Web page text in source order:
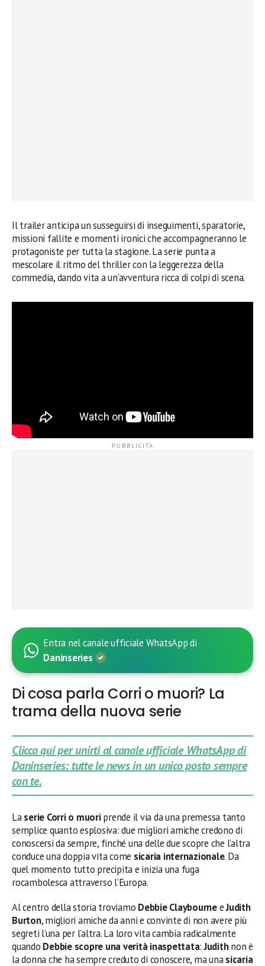
Il trailer anticipa un susseguirsi di inseguimenti, sparatorie,
missioni fallite e momenti ironici che accompagneranno le
protagoniste per tutta la stagione. La serie punta a
mescolare il ritmo del thriller con la leggerezza della
commedia, dando vita a un’avventura ricca di colpi di scena.
Entra nel canale ufficiale WhatsApp di
Daninseries
Di cosa parla Corri o muori? La
trama della nuova serie
Clicca qui per unirti al canale ufficiale WhatsApp di
Daninseries: tutte le news in un unico posto sempre
con te.
Laserie Corri o muoriprende il via da una premessa tanto
semplice quanto esplosiva: due migliori amiche credono di
conoscersi da sempre, finché una delle due scopre che l’altra
conduce una doppia vita come sicaria internazionale. Da
quel momento tutto precipita e inizia una fuga
rocambolesca attraverso l’Europa.
Al centro della storia troviamo Debbie ClaybourneeJudith
Burton, migliori amiche da anni e convinte di non avere più
segreti l’una per l’altra. La loro vita cambia radicalmente
quando Debbie scopre una verità inaspettata:Judithnon è
la donna che ha sempre creduto di conoscere, ma unasicaria